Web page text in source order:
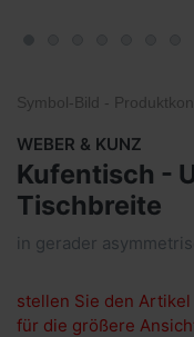
Symbol-Bild -
WEBER & KUNZ
Kufentisch -
Tischbreite
in gerader
stellen Sie den
für die größere